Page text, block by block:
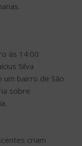
às 14:00
Silva
um bairro de São
sobre
criam